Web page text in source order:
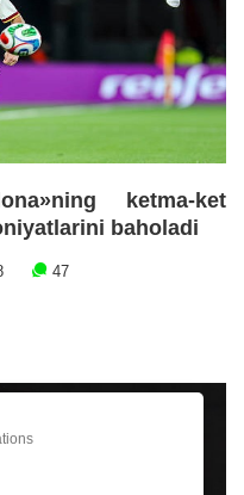
ketma-ket
baholadi
47